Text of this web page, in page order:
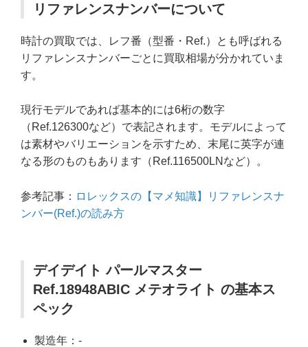
リファレンスナンバーについて
時計の買取では、レフ番（型番・Ref.）とも呼ばれる
リファレンスナンバーごとに買取相場が分かれていま
す。
現行モデルであれば基本的には6桁の数字
（Ref.126300など）で表記されます。モデルによって
は素材やバリエーションを示すため、末尾に英字が連
なる形のものもあります（Ref.116500LNなど）。
参考記事： ロレックスの【マメ知識】リファレンスナ
ンバー(Ref.)の読み方
デイデイト パールマスター
Ref.18948ABIC メテオライト の基本ス
ペック
製造年：-